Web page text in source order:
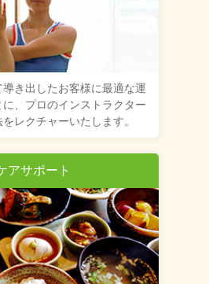
き出したお客様に最適な運
、プロのインストラクター
レクチャーいたします。
アサポート